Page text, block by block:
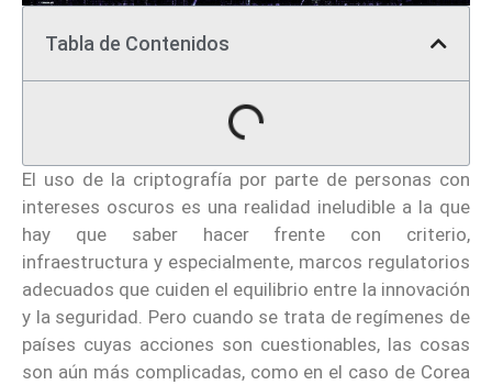
Tabla de Contenidos
El uso de la criptografía por parte de personas con
intereses oscuros es una realidad ineludible a la que
hay que saber hacer frente con criterio,
infraestructura y especialmente, marcos regulatorios
adecuados que cuiden el equilibrio entre la innovación
y la seguridad. Pero cuando se trata de regímenes de
países cuyas acciones son cuestionables, las cosas
son aún más complicadas, como en el caso de Corea